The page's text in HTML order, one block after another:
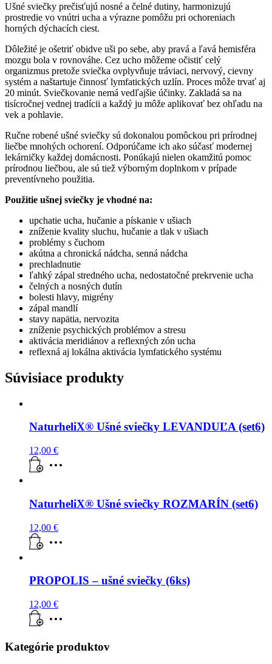
Ušné sviečky prečisťujú nosné a čelné dutiny, harmonizujú
prostredie vo vnútri ucha a výrazne pomôžu pri ochoreniach
horných dýchacích ciest.
Dôležité je ošetriť obidve uši po sebe, aby pravá a ľavá hemisféra
mozgu bola v rovnováhe. Cez ucho môžeme očistiť celý
organizmus pretože sviečka ovplyvňuje tráviaci, nervový, cievny
systém a naštartuje činnosť lymfatických uzlín. Proces môže trvať aj
20 minút. Sviečkovanie nemá vedľajšie účinky. Zakladá sa na
tisícročnej vednej tradícii a každý ju môže aplikovať bez ohľadu na
vek a pohlavie.
Ručne robené ušné sviečky sú dokonalou pomôckou pri prírodnej
liečbe mnohých ochorení. Odporúčame ich ako súčasť modernej
lekárničky každej domácnosti. Ponúkajú nielen okamžitú pomoc
prírodnou liečbou, ale sú tiež výborným doplnkom v prípade
preventívneho použitia.
Použitie ušnej sviečky je vhodné na:
upchatie ucha, hučanie a pískanie v ušiach
zníženie kvality sluchu, hučanie a tlak v ušiach
problémy s čuchom
akútna a chronická nádcha, senná nádcha
prechladnutie
ľahký zápal stredného ucha, nedostatočné prekrvenie ucha
čelných a nosných dutín
bolesti hlavy, migrény
zápal mandlí
stavy napätia, nervozita
zníženie psychických problémov a stresu
aktivácia meridiánov a reflexných zón ucha
reflexná aj lokálna aktivácia lymfatického systému
Súvisiace produkty
NaturheliX® Ušné sviečky LEVANDUĽA (set6)
12,00 €
NaturheliX® Ušné sviečky ROZMARÍN (set6)
12,00 €
PROPOLIS – ušné sviečky (6ks)
12,00 €
Kategórie produktov